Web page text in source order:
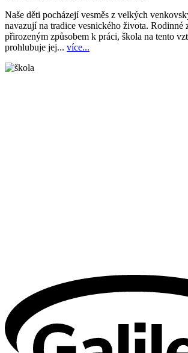
Naše děti pocházejí vesměs z velkých
navazují na tradice vesnického života. Rodinné
přirozeným způsobem k práci, škola na tento
prohlubuje jej... více...